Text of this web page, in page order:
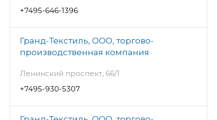
+7495-646-1396
Гранд-Текстиль, ООО, торгово-
производственная компания
Ленинский проспект, 66/1
+7495-930-5307